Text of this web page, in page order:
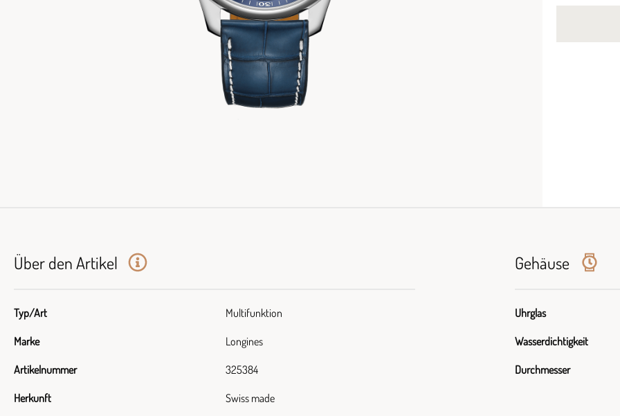
Über den Artikel
Typ/Art Multifunktion
Marke Longines
Artikelnummer 325384
Herkunft Swiss made
Gehäuse
Uhrglas
Wasserdichtigkeit
Durchmesser